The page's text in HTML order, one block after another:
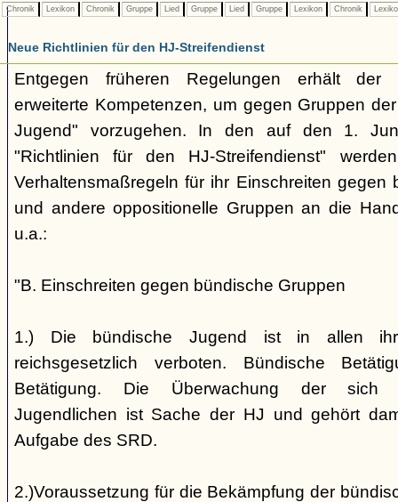
Chronik Lexikon Chronik Gruppe Lied Gruppe Lied Gruppe Lexikon Chronik
Neue Richtlinien für den HJ-Streifendienst
Entgegen früheren Regelungen erhält der
erweiterte Kompetenzen, um gegen Gruppen
Jugend" vorzugehen. In den auf den 1.
"Richtlinien für den HJ-Streifendienst"
Verhaltensmaßregeln für ihr Einschreiten gegen
und andere oppositionelle Gruppen an die
u.a.:
"B. Einschreiten gegen bündische Gruppen
1.) Die bündische Jugend ist in allen
reichsgesetzlich verboten. Bündische
Betätigung. Die Überwachung der sich
Jugendlichen ist Sache der HJ und gehört
Aufgabe des SRD.
2.)Voraussetzung für die Bekämpfung der